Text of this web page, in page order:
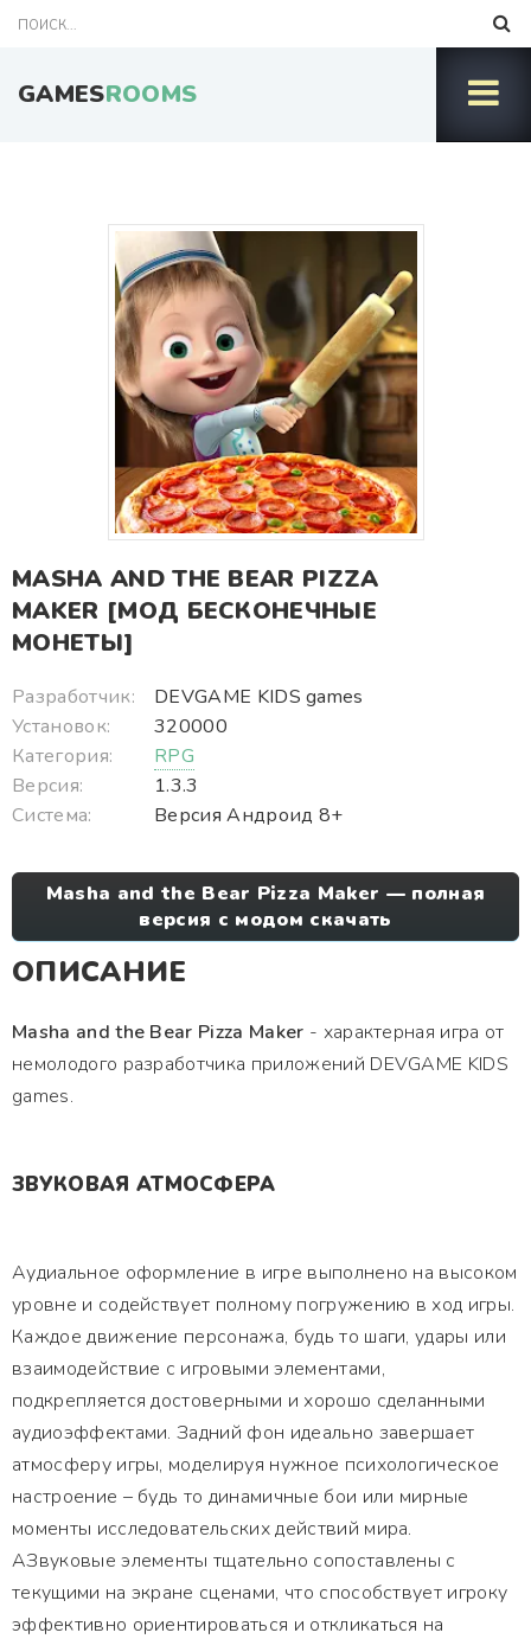
GAMESROOMS
MASHA AND THE BEAR PIZZA
MAKER [МОД БЕСКОНЕЧНЫЕ
МОНЕТЫ]
Разработчик:
DEVGAME KIDS games
Установок:
320000
Категория:
RPG
Версия:
1.3.3
Система:
Версия Андроид 8+
Masha and the Bear Pizza Maker — полная
версия с модом скачать
ОПИСАНИЕ
Masha and the Bear Pizza Maker - характерная игра от
немолодого разработчика приложений DEVGAME KIDS
games.
ЗВУКОВАЯ АТМОСФЕРА
Аудиальное оформление в игре выполнено на высоком
уровне и содействует полному погружению в ход игры.
Каждое движение персонажа, будь то шаги, удары или
взаимодействие с игровыми элементами,
подкрепляется достоверными и хорошо сделанными
аудиоэффектами. Задний фон идеально завершает
атмосферу игры, моделируя нужное психологическое
настроение – будь то динамичные бои или мирные
моменты исследовательских действий мира.
АЗвуковые элементы тщательно сопоставлены с
текущими на экране сценами, что способствует игроку
эффективно ориентироваться и откликаться на